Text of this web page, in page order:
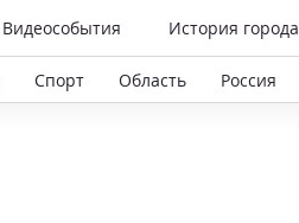
Видеособытия История города
Спорт Область Россия